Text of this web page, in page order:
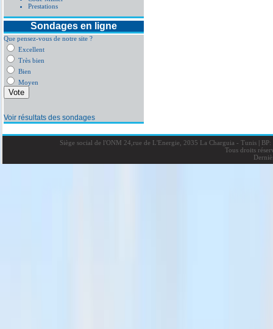
Prestations
Sondages en ligne
Que pensez-vous de notre site ?
Excellent
Très bien
Bien
Moyen
Voir résultats des sondages
Siège social de l'ONM 24,rue de L'Energie, 2035 La Charguia - Tunis |BP:
Tous droits